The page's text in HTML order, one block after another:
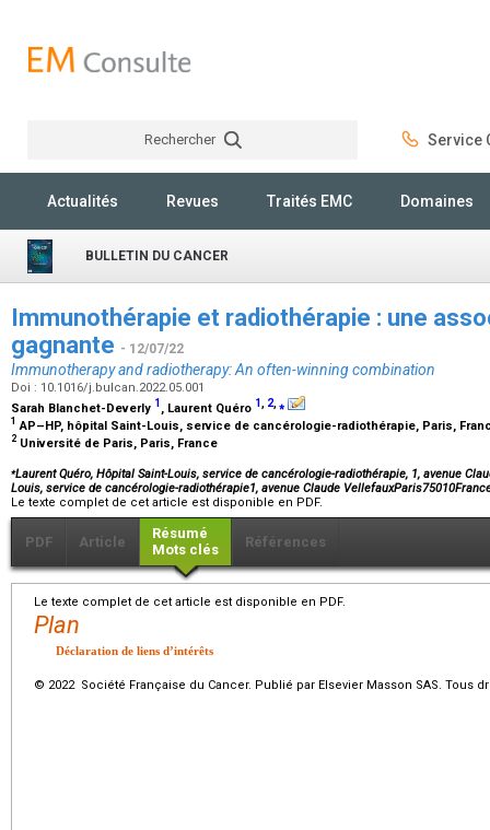
Rechercher Service
Actualités Revues Traités EMC Domaines
BULLETIN DU CANCER
Immunothérapie et radiothérapie : une
gagnante - 12/07/22
Immunotherapy and radiotherapy: An often-winning combination
Doi : 10.1016/j.bulcan.2022.05.001
Sarah Blanchet-Deverly 1 , Laurent Quéro 1, 2,⁎
1 AP–HP, hôpital Saint-Louis, service de cancérologie-radiothérapie, Paris,
2 Université de Paris, Paris, France
⁎Laurent Quéro, Hôpital Saint-Louis, service de cancérologie-radiothérapie, 1, avenue
Louis, service de cancérologie-radiothérapie1, avenue Claude
Le texte complet de cet article est disponible en PDF.
PDF Article
Résumé
Mots clés
Références
Le texte complet de cet article est disponible en PDF.
Plan
Déclaration de liens d’intérêts
© 2022 Société Française du Cancer. Publié par Elsevier Masson SAS. Tous